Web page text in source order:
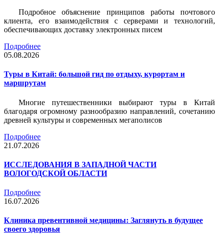
Подробное объяснение принципов работы почтового
клиента, его взаимодействия с серверами и технологий,
обеспечивающих доставку электронных писем
Подробнее
05.08.2026
Туры в Китай: большой гид по отдыху, курортам и
маршрутам
Многие путешественники выбирают туры в Китай
благодаря огромному разнообразию направлений, сочетанию
древней культуры и современных мегаполисов
Подробнее
21.07.2026
ИССЛЕДОВАНИЯ В ЗАПАДНОЙ ЧАСТИ
ВОЛОГОДСКОЙ ОБЛАСТИ
Подробнее
16.07.2026
Клиника превентивной медицины: Заглянуть в будущее
своего здоровья